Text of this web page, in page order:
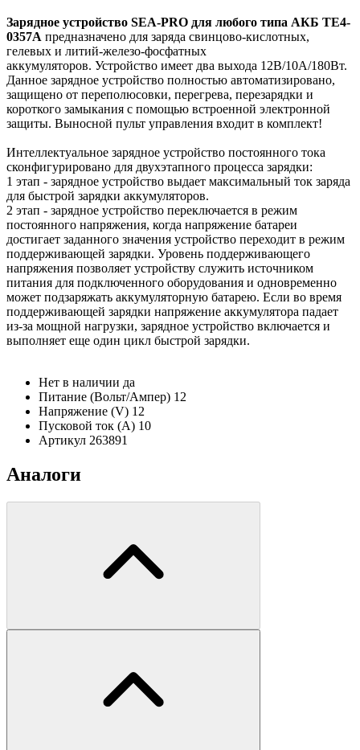
Зарядное устройство SEA-PRO для любого типа АКБ ТЕ4-
0357A предназначено для заряда свинцово-кислотных,
гелевых и литий-железо-фосфатных
аккумуляторов. Устройство имеет два выхода 12В/10A/180Вт.
Данное зарядное устройство полностью автоматизировано,
защищено от переполюсовки, перегрева, перезарядки и
короткого замыкания с помощью встроенной электронной
защиты. Выносной пульт управления входит в комплект!
Интеллектуальное зарядное устройство постоянного тока
сконфигурировано для двухэтапного процесса зарядки:
1 этап - зарядное устройство выдает максимальный ток заряда
для быстрой зарядки аккумуляторов.
2 этап - зарядное устройство переключается в режим
постоянного напряжения, когда напряжение батареи
достигает заданного значения устройство переходит в режим
поддерживающей зарядки. Уровень поддерживающего
напряжения позволяет устройству служить источником
питания для подключенного оборудования и одновременно
может подзаряжать аккумуляторную батарею. Если во время
поддерживающей зарядки напряжение аккумулятора падает
из-за мощной нагрузки, зарядное устройство включается и
выполняет еще один цикл быстрой зарядки.
Нет в наличии да
Питание (Вольт/Ампер) 12
Напряжение (V) 12
Пусковой ток (А) 10
Артикул 263891
Аналоги